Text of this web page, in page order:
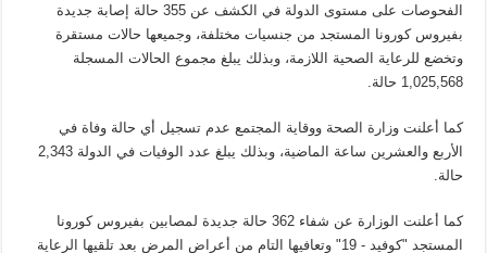
الفحوصات على مستوى الدولة في الكشف عن 355 حالة إصابة جديدة
بفيروس كورونا المستجد من جنسيات مختلفة، وجميعها حالات مستقرة
وتخضع للرعاية الصحية اللازمة، وبذلك يبلغ مجموع الحالات المسجلة
1,025,568 حالة.
كما أعلنت وزارة الصحة ووقاية المجتمع عدم تسجيل أي حالة وفاة في
الأربع والعشرين ساعة الماضية، وبذلك يبلغ عدد الوفيات في الدولة 2,343
حالة.
كما أعلنت الوزارة عن شفاء 362 حالة جديدة لمصابين بفيروس كورونا
المستجد "كوفيد - 19" وتعافيها التام من أعراض المرض بعد تلقيها الرعاية